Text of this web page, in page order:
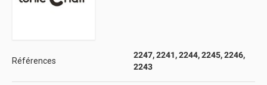
Références
2247, 2241, 2244, 2245, 2246,
2243